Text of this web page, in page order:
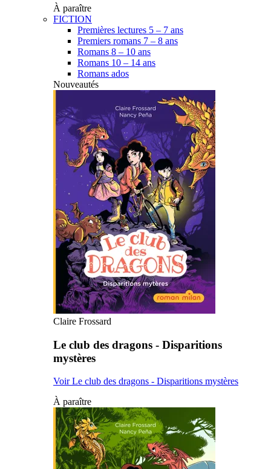
À paraître
FICTION
Premières lectures 5 – 7 ans
Premiers romans 7 – 8 ans
Romans 8 – 10 ans
Romans 10 – 14 ans
Romans ados
Nouveautés
Claire Frossard
Le club des dragons - Disparitions
mystères
Voir Le club des dragons - Disparitions mystères
À paraître